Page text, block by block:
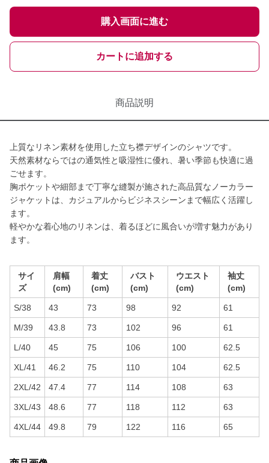
購入画面に進む
カートに追加する
商品説明
上質なリネン素材を使用した立ち襟デザインのシャツです。
天然素材ならではの通気性と吸湿性に優れ、暑い季節も快適に過
ごせます。
胸ポケットや細部まで丁寧な縫製が施された高品質なノーカラー
ジャケットは、カジュアルからビジネスシーンまで幅広く活躍し
ます。
軽やかな着心地のリネンは、着るほどに風合いが増す魅力があり
ます。
サイ
ズ
肩幅
(cm)
着丈
(cm)
バスト
(cm)
ウエスト
(cm)
袖丈
(cm)
S/38 43 73 98 92 61
M/39 43.8 73 102 96 61
L/40 45 75 106 100 62.5
XL/41 46.2 75 110 104 62.5
2XL/42 47.4 77 114 108 63
3XL/43 48.6 77 118 112 63
4XL/44 49.8 79 122 116 65